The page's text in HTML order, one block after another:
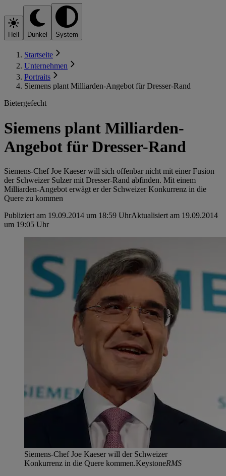
Hell Dunkel System
Startseite
Unternehmen
Portraits
Siemens plant Milliarden-Angebot für Dresser-Rand
Bietergefecht
Siemens plant Milliarden-
Angebot für Dresser-Rand
Siemens-Chef Joe Kaeser will sich offenbar nicht mit einer Fusion
der Schweizer Sulzer mit Dresser-Rand abfinden. Mit einem
Milliarden-Angebot erwägt er der Schweizer Konkurrenz in die
Quere zu kommen
Publiziert am 19.09.2014 um 18:59 UhrAktualisiert am 19.09.2014
um 19:05 Uhr
Siemens-Chef Joe Kaeser will der Schweizer
Konkurrenz in die Quere kommen.KeystoneRMS